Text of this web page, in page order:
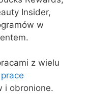
Insider,
w
z wielu
i obronione.